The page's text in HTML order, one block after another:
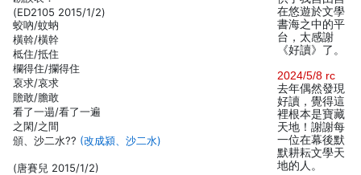
(ED2105 2015/1/2)
蛟吶/蚊蚋
橫斡/橫幹
柢住/抵住
欄得住/攔得住
裒求/哀求
贍敢/膽敢
看了一遢/看了一遍
之閑/之間
頒、沙二水?? (改成潁、沙二水)
(唐賽兒 2015/1/2)
在悠遊於文學
書海之中的平
台，太感謝
《好讀》了。
2024/5/8 rc
去年偶然發現
好讀，覺得這
裡根本是寶藏
天地！謝謝每
一位在幕後默
默耕耘文學天
地的人。